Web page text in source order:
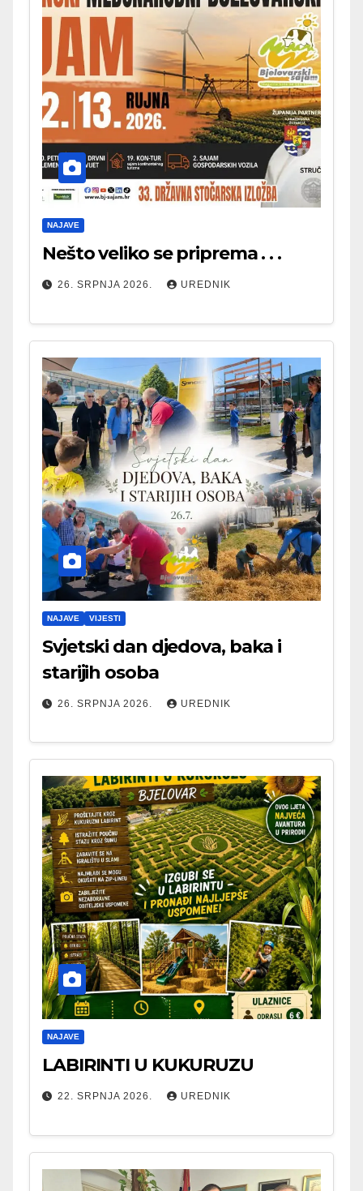
NAJAVE
Nešto veliko se priprema . . .
26. SRPNJA 2026. UREDNIK
NAJAVE VIJESTI
Svjetski dan djedova, baka i
starijih osoba
26. SRPNJA 2026. UREDNIK
NAJAVE
LABIRINTI U KUKURUZU
22. SRPNJA 2026. UREDNIK